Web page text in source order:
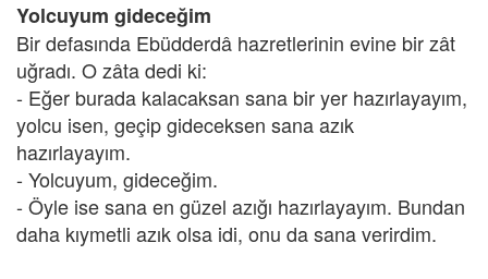
Yolcuyum gideceğim
Bir defasında Ebüdderdâ hazretlerinin evine bir zât
uğradı. O zâta dedi ki:
- Eğer burada kalacaksan sana bir yer hazırlayayım,
yolcu isen, geçip gideceksen sana azık
hazırlayayım.
- Yolcuyum, gideceğim.
- Öyle ise sana en güzel azığı hazırlayayım. Bundan
daha kıymetli azık olsa idi, onu da sana verirdim.